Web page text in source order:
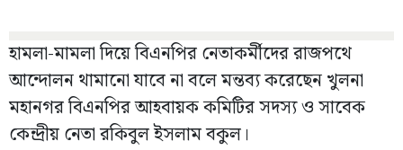
হামলা-মামলা দিয়ে বিএনপির নেতাকর্মীদের রাজপথে
আন্দোলন থামানো যাবে না বলে মন্তব্য করেছেন খুলনা
মহানগর বিএনপির আহবায়ক কমিটির সদস্য ও সাবেক
কেন্দ্রীয় নেতা রকিবুল ইসলাম বকুল।